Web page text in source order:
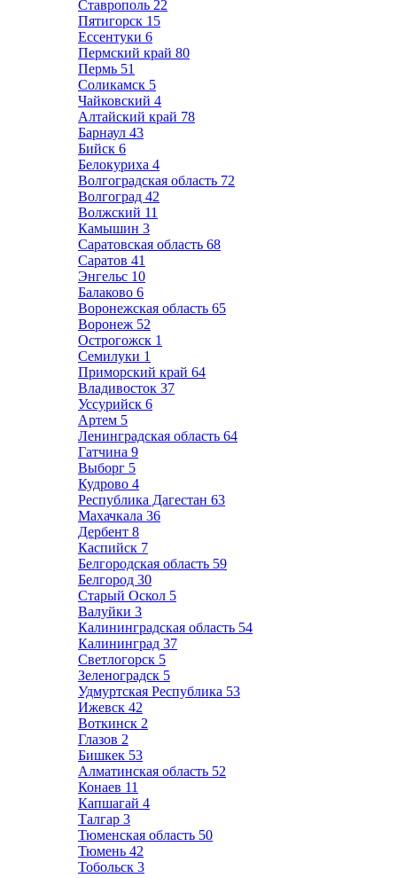
Ставрополь 22
Пятигорск 15
Ессентуки 6
Пермский край 80
Пермь 51
Соликамск 5
Чайковский 4
Алтайский край 78
Барнаул 43
Бийск 6
Белокуриха 4
Волгоградская область 72
Волгоград 42
Волжский 11
Камышин 3
Саратовская область 68
Саратов 41
Энгельс 10
Балаково 6
Воронежская область 65
Воронеж 52
Острогожск 1
Семилуки 1
Приморский край 64
Владивосток 37
Уссурийск 6
Артем 5
Ленинградская область 64
Гатчина 9
Выборг 5
Кудрово 4
Республика Дагестан 63
Махачкала 36
Дербент 8
Каспийск 7
Белгородская область 59
Белгород 30
Старый Оскол 5
Валуйки 3
Калининградская область 54
Калининград 37
Светлогорск 5
Зеленоградск 5
Удмуртская Республика 53
Ижевск 42
Воткинск 2
Глазов 2
Бишкек 53
Алматинская область 52
Конаев 11
Капшагай 4
Талгар 3
Тюменская область 50
Тюмень 42
Тобольск 3